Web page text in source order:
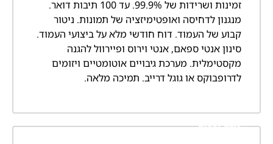
זמינות ושרידות של 99.9%. עד 100 תיבות דואר.
מנגנון לדחיסה ואופטימיזציה של תמונות. ניטור
קבוע של העמוד. דוח חודשי מלא על ביצועי העמוד.
סינון אנטי ספאם, אנטי וירוס ופיירוול להגנה
מקסטימלית. מערכת גיבויים אוטומטיים ויזומים
לדרופבוקס או גוגל דרייב. תמיכה מלאה.
כולל גרפים